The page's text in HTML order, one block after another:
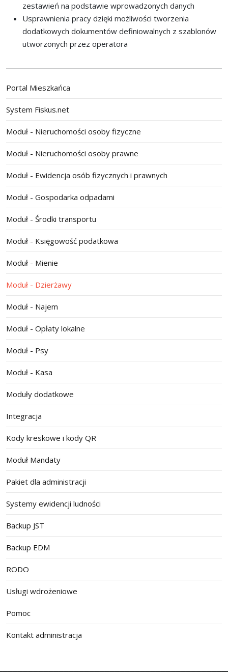
zestawień na podstawie wprowadzonych danych
Usprawnienia pracy dzięki możliwości tworzenia
dodatkowych dokumentów definiowalnych z szablonów
utworzonych przez operatora
Portal Mieszkańca
System Fiskus.net
Moduł - Nieruchomości osoby fizyczne
Moduł - Nieruchomości osoby prawne
Moduł - Ewidencja osób fizycznych i prawnych
Moduł - Gospodarka odpadami
Moduł - Środki transportu
Moduł - Księgowość podatkowa
Moduł - Mienie
Moduł - Dzierżawy
Moduł - Najem
Moduł - Opłaty lokalne
Moduł - Psy
Moduł - Kasa
Moduły dodatkowe
Integracja
Kody kreskowe i kody QR
Moduł Mandaty
Pakiet dla administracji
Systemy ewidencji ludności
Backup JST
Backup EDM
RODO
Usługi wdrożeniowe
Pomoc
Kontakt administracja